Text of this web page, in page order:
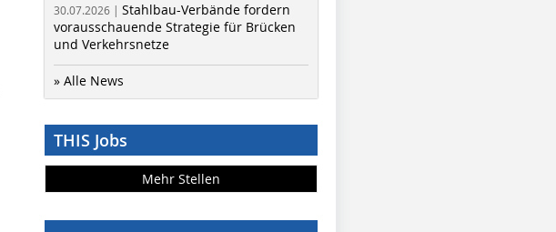
30.07.2026 | Stahlbau-Verbände fordern
vorausschauende Strategie für Brücken
und Verkehrsnetze
» Alle News
THIS Jobs
Mehr Stellen